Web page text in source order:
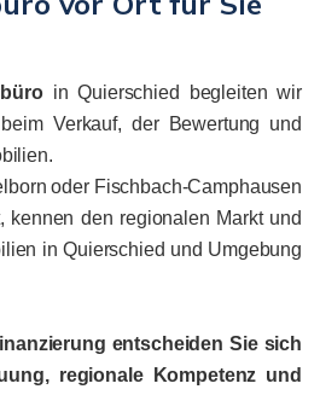
in Quierschied begleiten wir
Verkauf, der Bewertung und
oder Fischbach-Camphausen
kennen den regionalen Markt und
in Quierschied und Umgebung
entscheiden Sie sich
regionale Kompetenz und